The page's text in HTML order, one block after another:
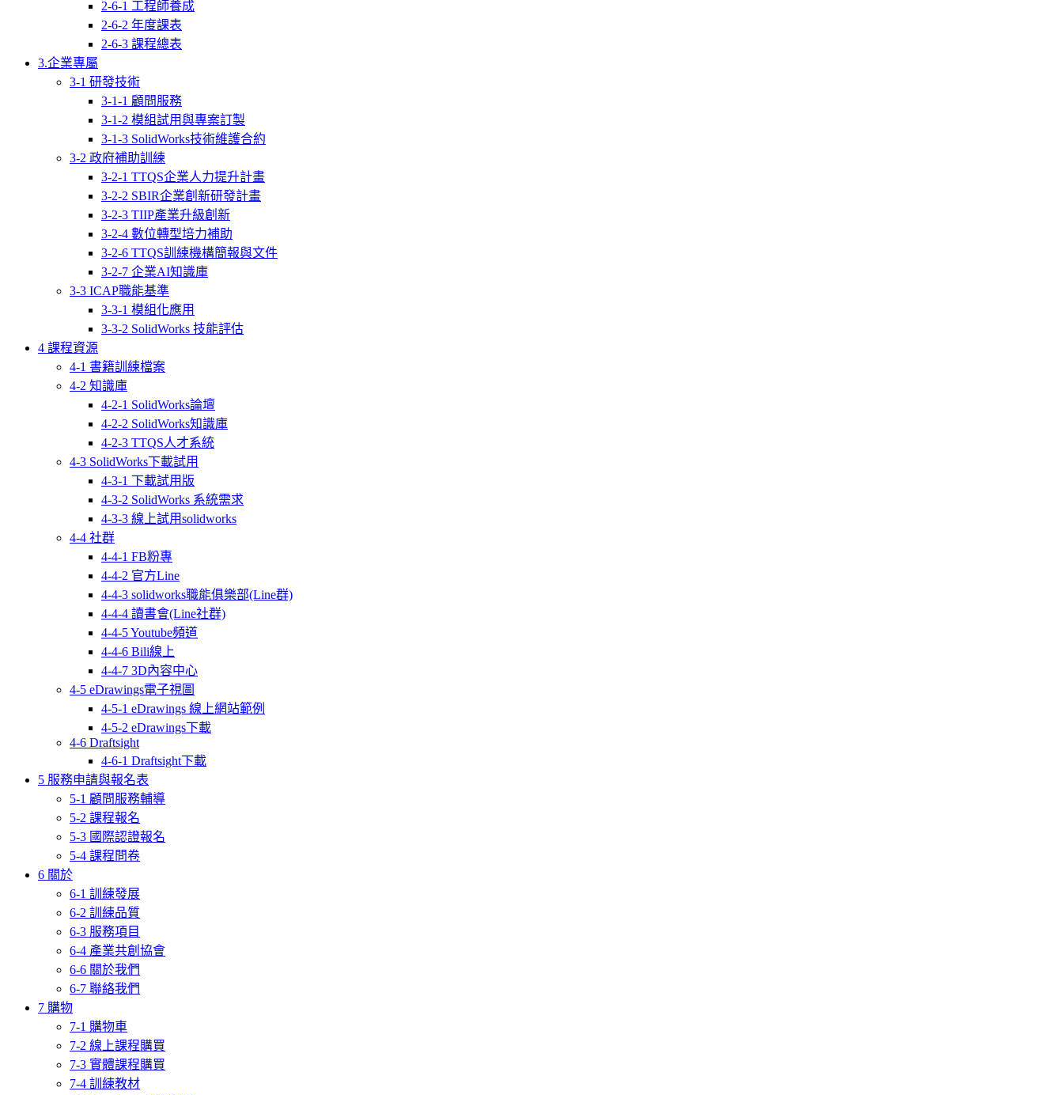
2-6-1 工程師養成
2-6-2 年度課表
2-6-3 課程總表
3.企業專屬
3-1 研發技術
3-1-1 顧問服務
3-1-2 模組試用與專案訂製
3-1-3 SolidWorks技術維護合約
3-2 政府補助訓練
3-2-1 TTQS企業人力提升計畫
3-2-2 SBIR企業創新研發計畫
3-2-3 TIIP產業升級創新
3-2-4 數位轉型培力補助
3-2-6 TTQS訓練機構簡報與文件
3-2-7 企業AI知識庫
3-3 ICAP職能基準
3-3-1 模組化應用
3-3-2 SolidWorks 技能評估
4 課程資源
4-1 書籍訓練檔案
4-2 知識庫
4-2-1 SolidWorks論壇
4-2-2 SolidWorks知識庫
4-2-3 TTQS人才系統
4-3 SolidWorks下載試用
4-3-1 下載試用版
4-3-2 SolidWorks 系統需求
4-3-3 線上試用solidworks
4-4 社群
4-4-1 FB粉專
4-4-2 官方Line
4-4-3 solidworks職能俱樂部(Line群)
4-4-4 讀書會(Line社群)
4-4-5 Youtube頻道
4-4-6 Bili線上
4-4-7 3D內容中心
4-5 eDrawings電子視圖
4-5-1 eDrawings 線上網站範例
4-5-2 eDrawings下載
4-6 Draftsight
4-6-1 Draftsight下載
5 服務申請與報名表
5-1 顧問服務輔導
5-2 課程報名
5-3 國際認證報名
5-4 課程問卷
6 關於
6-1 訓練發展
6-2 訓練品質
6-3 服務項目
6-4 產業共創協會
6-6 關於我們
6-7 聯絡我們
7 購物
7-1 購物車
7-2 線上課程購買
7-3 實體課程購買
7-4 訓練教材